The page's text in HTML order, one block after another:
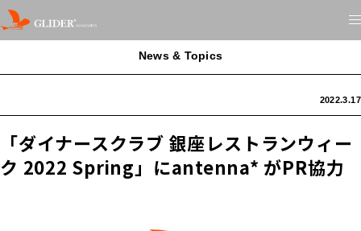
News & Topics
2022.3.17
「ダイナースクラブ 銀座レストランウィー
ク 2022 Spring」にantenna* がPR協力